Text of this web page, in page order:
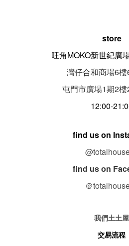
store
旺角MOKO新世紀廣
灣仔合和商場6樓
屯門市廣場1期2樓
12:00-
find us on
find us on
＠
我們土土屋
交易流程